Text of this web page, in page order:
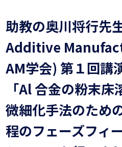
助教の奥川将行先
Additive
AM学会) 第１回講
「Al 合金の粉末
微細化手法のため
程のフェーズフィ